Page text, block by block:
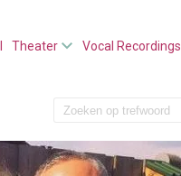
Theater Vocal Recordings